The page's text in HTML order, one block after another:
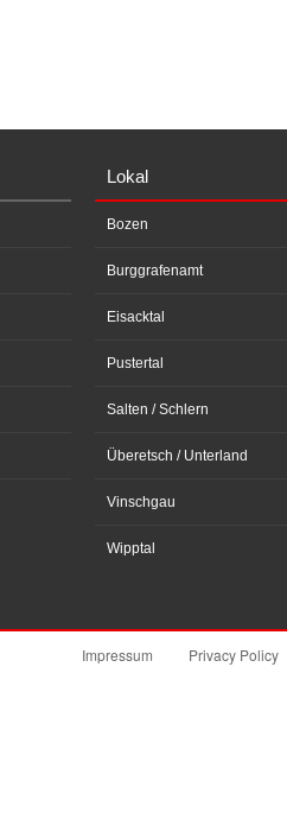
Lokal
Bozen
Burggrafenamt
Eisacktal
Pustertal
Salten / Schlern
Überetsch / Unterland
Vinschgau
Wipptal
Impressum Privacy Policy